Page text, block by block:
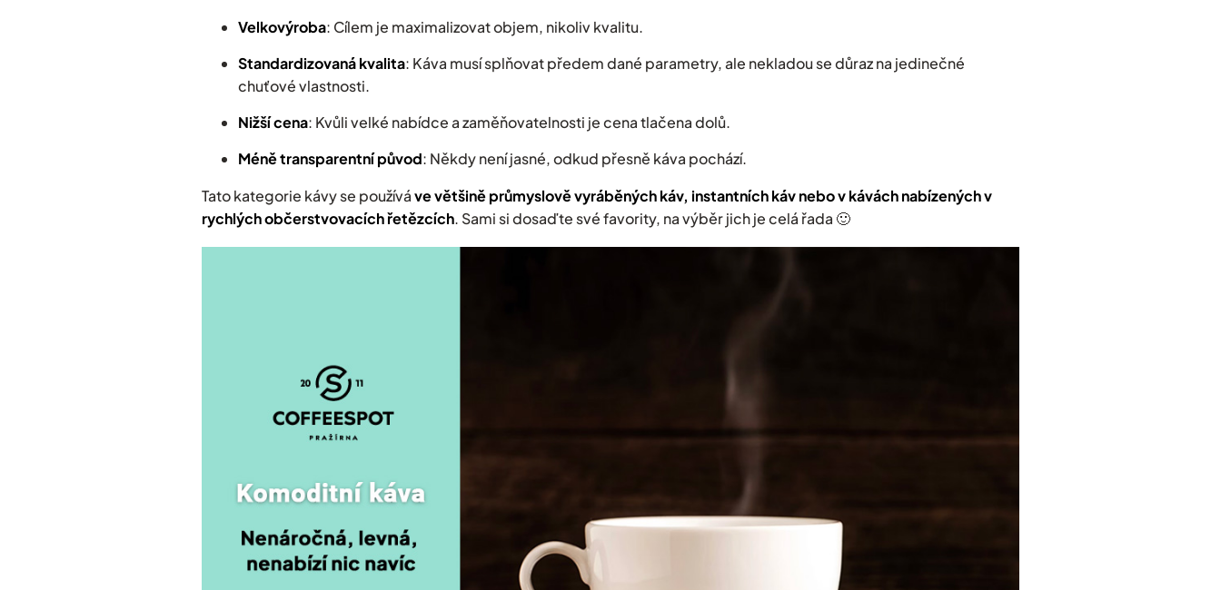
Velkovýroba: Cílem je maximalizovat objem, nikoliv kvalitu.
Standardizovaná kvalita: Káva musí splňovat předem dané parametry, ale nekladou se důraz na jedinečné
chuťové vlastnosti.
Nižší cena: Kvůli velké nabídce a zaměňovatelnosti je cena tlačena dolů.
Méně transparentní původ: Někdy není jasné, odkud přesně káva pochází.
Tato kategorie kávy se používáve většině průmyslově vyráběných káv, instantních káv nebo v kávách nabízených v
rychlých občerstvovacích řetězcích. Sami si dosaďte své favority, na výběr jich je celá řada 🙂